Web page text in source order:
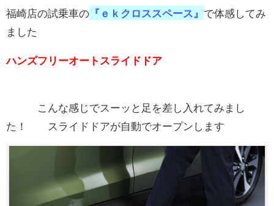
福崎店の試乗車の 『ｅｋクロススペース』 で体感してみ
ました
ハンズフリーオートスライドドア
こんな感じでスーッと足を差し入れてみまし
た！ スライドドアが自動でオープンします